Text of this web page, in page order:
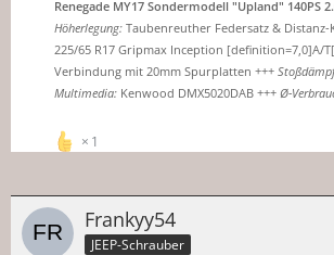
Renegade MY17 Sondermodell "Upland" 140PS
Höherlegung: Taubenreuther Federsatz & Distanz-
225/65 R17 Gripmax Inception [definition=7,0]A/
Verbindung mit 20mm Spurplatten +++
Multimedia: Kenwood DMX5020DAB +++ Ø-
1
Frankyy54
JEEP-Schrauber